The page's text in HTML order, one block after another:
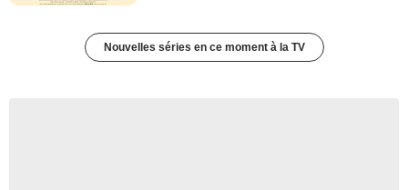
Nouvelles séries en ce moment à la TV